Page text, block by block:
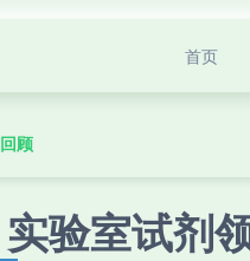
首页
顾
验室试剂